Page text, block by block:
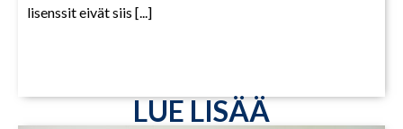
lisenssit eivät siis [...]
LUE LISÄÄ